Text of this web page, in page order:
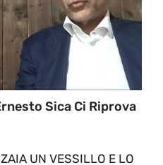
Sica Ci Riprova
UN VESSILLO E LO